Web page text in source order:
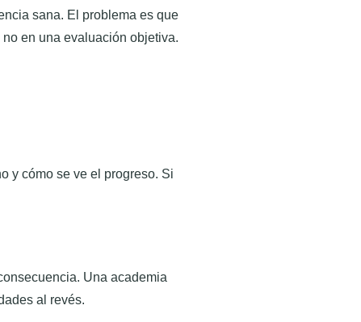
sana. El problema es que
en una evaluación objetiva.
y cómo se ve el progreso. Si
Una academia
al revés.